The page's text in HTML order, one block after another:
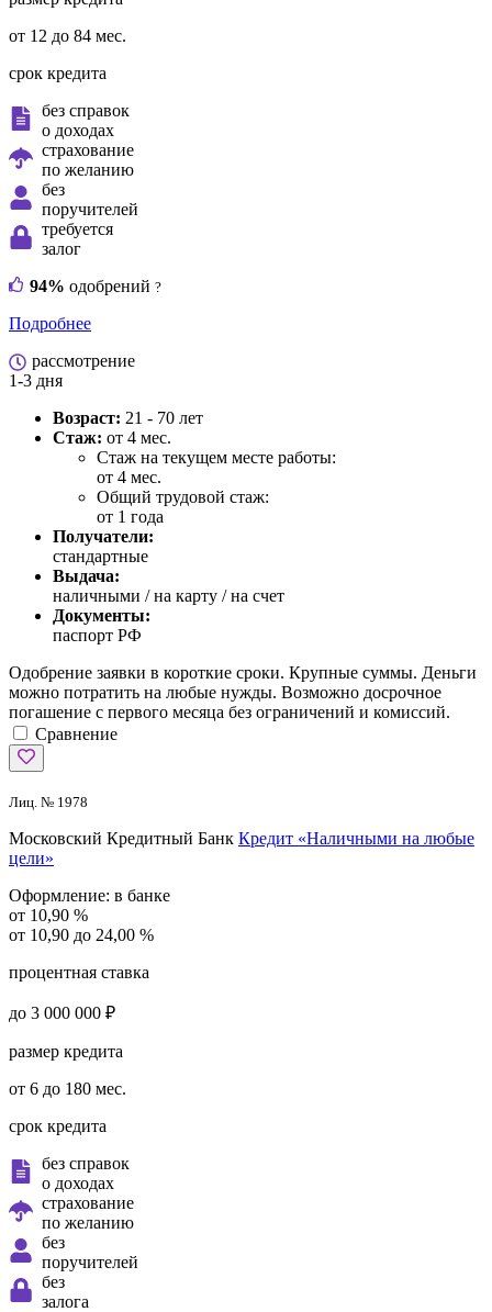
от 12 до 84 мес.
срок кредита
без справок
о доходах
страхование
по желанию
без
поручителей
требуется
залог
94% одобрений ?
Подробнее
рассмотрение
1-3 дня
Возраст: 21 - 70 лет
Стаж: от 4 мес.
Стаж на текущем месте работы:
от 4 мес.
Общий трудовой стаж:
от 1 года
Получатели:
стандартные
Выдача:
наличными / на карту / на счет
Документы:
паспорт РФ
Одобрение заявки в короткие сроки. Крупные суммы. Деньги
можно потратить на любые нужды. Возможно досрочное
погашение с первого месяца без ограничений и комиссий.
Сравнение
Лиц. № 1978
Московский Кредитный Банк Кредит «Наличными на любые
цели»
Оформление: в банке
от 10,90 %
от 10,90 до 24,00 %
процентная ставка
до 3 000 000 ₽
размер кредита
от 6 до 180 мес.
срок кредита
без справок
о доходах
страхование
по желанию
без
поручителей
без
залога